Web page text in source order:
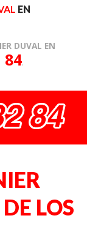
EN
DUVAL EN
84.
LOS